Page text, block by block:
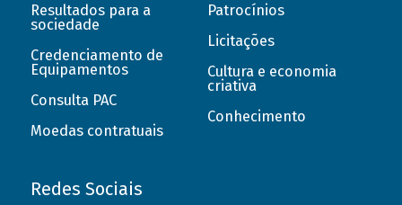
Resultados para a
sociedade
Credenciamento de
Equipamentos
Consulta PAC
Moedas contratuais
Patrocínios
Licitações
Cultura e economia
criativa
Conhecimento
Redes Sociais